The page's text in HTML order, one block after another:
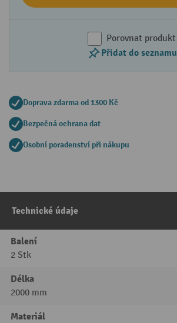
Porovnat produkt
Přidat do seznamu
Doprava zdarma od 1300 Kč
Bezpečná ochrana dat
Osobní poradenství při nákupu
Technické údaje
Balení
2 Stk
Délka
2000 mm
Materiál